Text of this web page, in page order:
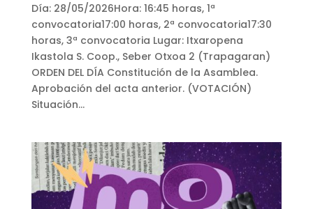
Día: 28/05/2026Hora: 16:45 horas, 1ª
convocatoria17:00 horas, 2ª convocatoria17:30
horas, 3ª convocatoria Lugar: Itxaropena
Ikastola S. Coop., Seber Otxoa 2 (Trapagaran)
ORDEN DEL DÍA Constitución de la Asamblea.
Aprobación del acta anterior. (VOTACIÓN)
Situación...